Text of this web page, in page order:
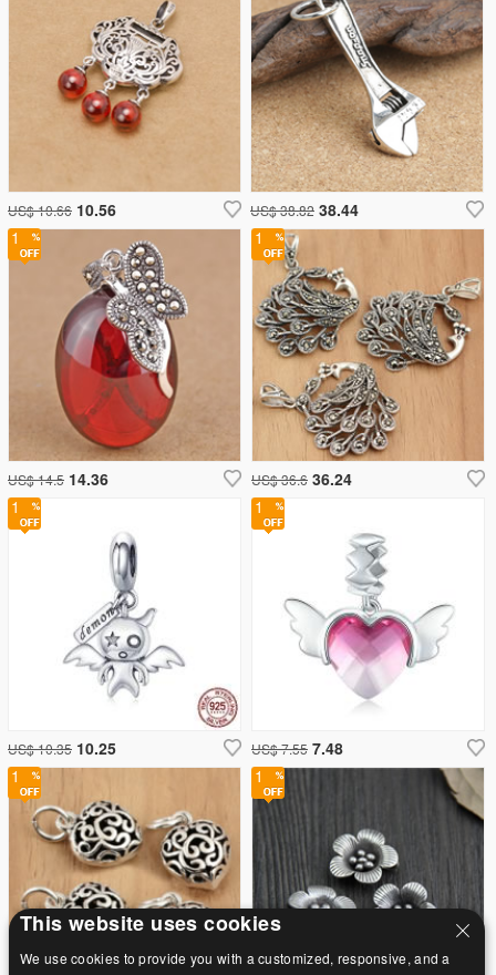
1
US$ 10.66 10.56 US$ 38.82 38.44
1
1
US$ 14.5 14.36
1
US$ 36.6 36.24
1
US$ 10.35 10.25
1
US$ 7.55 7.48
This website uses cookies
We use cookies to provide you with a customized, responsive, and a